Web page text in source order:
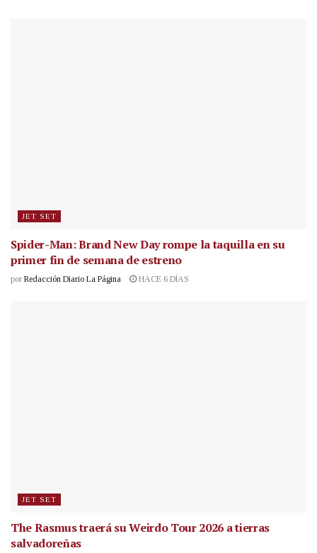
JET SET
Spider-Man: Brand New Day rompe la taquilla en su
primer fin de semana de estreno
por Redacción Diario La Página HACE 6 DÍAS
JET SET
The Rasmus traerá su Weirdo Tour 2026 a tierras
salvadoreñas